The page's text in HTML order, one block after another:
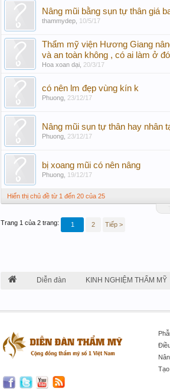
Nâng mũi bằng sụn tự thân giá
thammydep 10/5/17
Thẩm mỹ viện Hương Giang
và an toàn không , có ai làm ở
Hoa xoan dại 20/3/17
có nên lm đẹp vùng kín k
Phuong 23/12/17
Nâng mũi sụn tự thân hay nhân
Phuong 23/12/17
bị xoang mũi có nên nâng
Phuong 19/12/17
Hiển thị chủ đề từ 1 đến 20 của 25
Trang 1 của 2 trang: 1 2 Tiếp >
Diễn đàn KINH NGHIỆM THẨM MỸ